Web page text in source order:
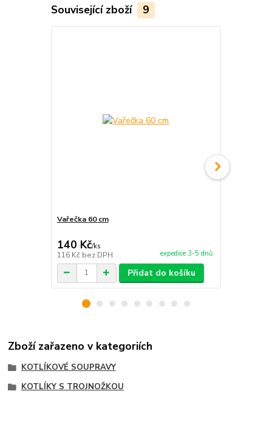
Související zboží 9
Vařečka 60 cm
140 Kč/ks
116 Kč bez DPH expedice 3-5 dnů
Přidat do košíku
Zboží zařazeno v kategoriích
KOTLÍKOVÉ SOUPRAVY
KOTLÍKY S TROJNOŽKOU